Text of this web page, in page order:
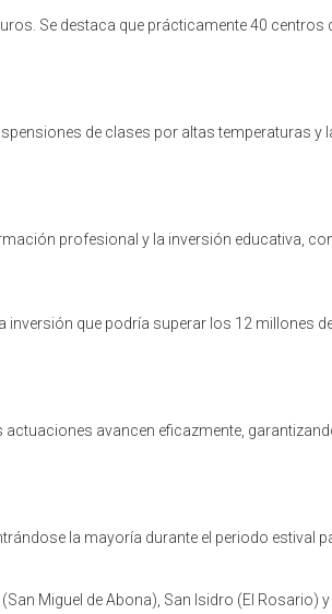
Se destaca que prácticamente 40 centros
de clases por altas temperaturas y
profesional y la inversión educativa,
que podría superar los 12 millones
avancen eficazmente,
la mayoría durante el periodo estival
Miguel de Abona), San Isidro (El Rosario) y